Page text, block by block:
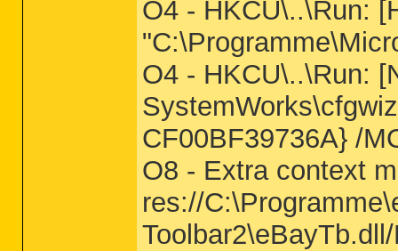
O4 - HKCU\..\Run:
O4 - HKCU\..\Run:
CF00BF39736A} /
O8 - Extra context
res://